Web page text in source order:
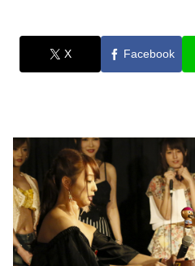
X Facebook